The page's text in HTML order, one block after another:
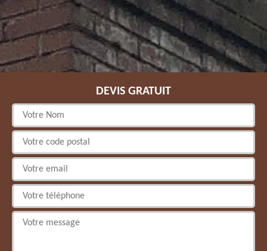
DEVIS GRATUIT